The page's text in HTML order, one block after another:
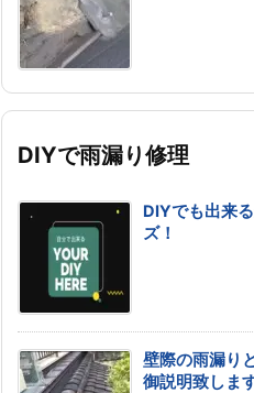
DIYで雨漏り修理
DIYでも出来
ズ！
壁際の雨漏り
御説明致します